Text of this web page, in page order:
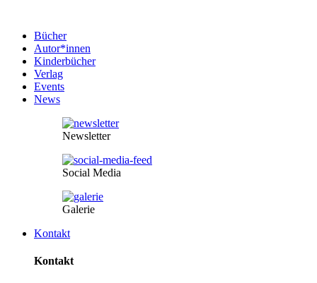
Bücher
Autor*innen
Kinderbücher
Verlag
Events
News
Newsletter
Social Media
Galerie
Kontakt
Kontakt